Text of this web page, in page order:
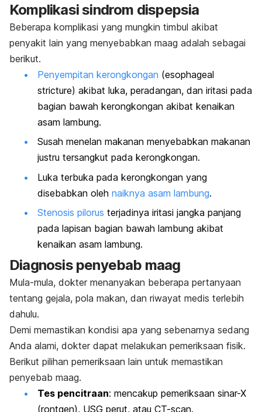
Komplikasi sindrom dispepsia
Beberapa komplikasi yang mungkin timbul akibat
penyakit lain yang menyebabkan maag adalah sebagai
berikut.
Penyempitan kerongkongan (esophageal
stricture) akibat luka, peradangan, dan iritasi pada
bagian bawah kerongkongan akibat kenaikan
asam lambung.
Susah menelan makanan menyebabkan makanan
justru tersangkut pada kerongkongan.
Luka terbuka pada kerongkongan yang
disebabkan oleh naiknya asam lambung.
Stenosis pilorus terjadinya iritasi jangka panjang
pada lapisan bagian bawah lambung akibat
kenaikan asam lambung.
Diagnosis penyebab maag
Mula-mula, dokter menanyakan beberapa pertanyaan
tentang gejala, pola makan, dan riwayat medis terlebih
dahulu.
Demi memastikan kondisi apa yang sebenarnya sedang
Anda alami, dokter dapat melakukan pemeriksaan fisik.
Berikut pilihan pemeriksaan lain untuk memastikan
penyebab maag.
Tes pencitraan: mencakup pemeriksaan sinar-X
(rontgen), USG perut, atau CT-scan.